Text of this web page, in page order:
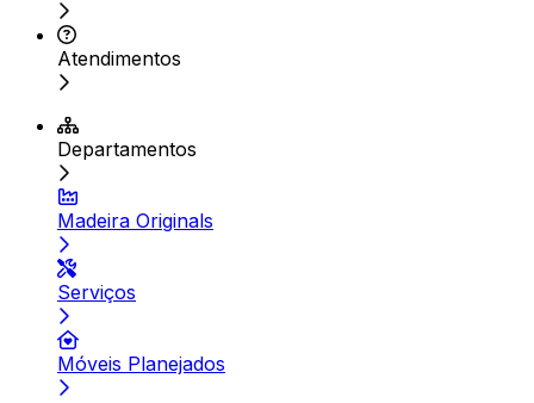
Atendimentos
Departamentos
Madeira Originals
Serviços
Móveis Planejados